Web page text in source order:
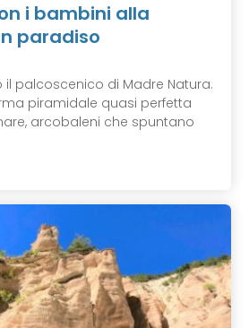
i bambini alla
paradiso
il palcoscenico di Madre Natura.
piramidale quasi perfetta
arcobaleni che spuntano